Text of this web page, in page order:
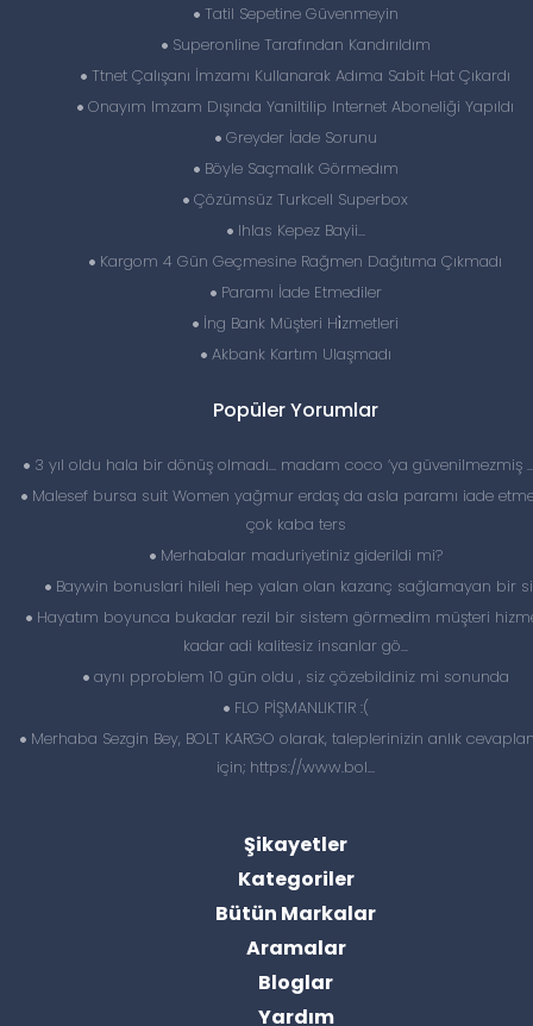
Tatil Sepetine Güvenmeyin
Superonline Tarafından Kandırıldım
Ttnet Çalışanı İmzamı Kullanarak Adıma Sabit Hat Çıkardı
Onayım Imzam Dışında Yaniltilip Internet Aboneliği Yapıldı
Greyder İade Sorunu
Böyle Saçmalık Görmedım
Çözümsüz Turkcell Superbox
Ihlas Kepez Bayii...
Kargom 4 Gün Geçmesine Rağmen Dağıtıma Çıkmadı
Paramı İade Etmediler
İng Bank Müşteri Hi̇zmetleri
Akbank Kartım Ulaşmadı
Popüler Yorumlar
3 yıl oldu hala bir dönüş olmadı… madam coco ‘ya güvenilmezmiş
Malesef bursa suit Women yağmur erdaş da asla paramı iade
çok kaba ters
Merhabalar maduriyetiniz giderildi mi?
Baywin bonuslari hileli hep yalan olan kazanç sağlamayan bir
Hayatım boyunca bukadar rezil bir sistem görmedim müşteri
kadar adi kalitesiz insanlar gö...
aynı pproblem 10 gün oldu , siz çözebildiniz mi sonunda
FLO PİŞMANLIKTIR :(
Merhaba Sezgin Bey, BOLT KARGO olarak, taleplerinizin anlık
için; https://www.bol...
Şikayetler
Kategoriler
Bütün Markalar
Aramalar
Bloglar
Yardım